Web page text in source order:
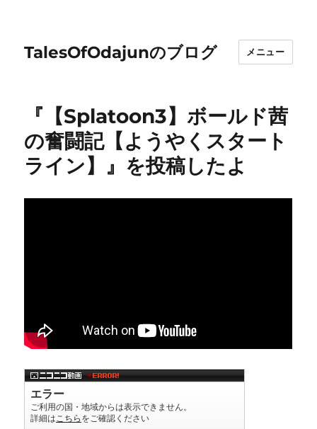
TalesOfOdajunのブログ メニュー
『【Splatoon3】ボールド茜
の奮闘記【ようやくスタート
ライン】』を投稿したよ